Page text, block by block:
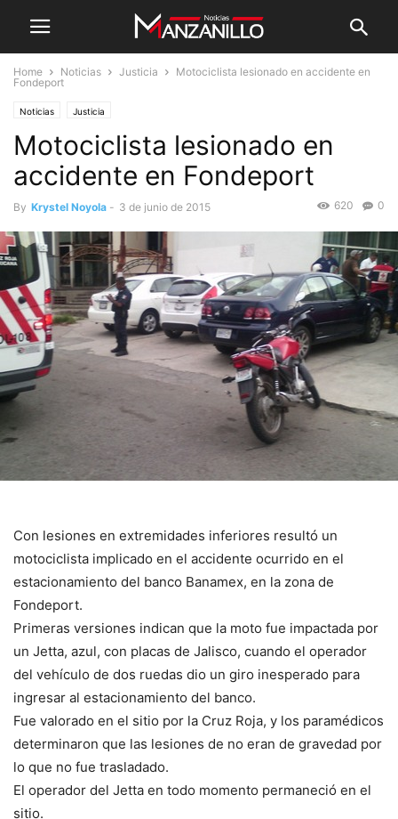
Home Noticias Justicia
Motociclista lesionado en accidente en
Fondeport
Noticias Justicia
Motociclista lesionado en
accidente en Fondeport
By Krystel Noyola - 3 de junio de 2015 0
620
Con lesiones en extremidades inferiores resultó un
motociclista implicado en el accidente ocurrido en el
estacionamiento del banco Banamex, en la zona de
Fondeport.
Primeras versiones indican que la moto fue impactada por
un Jetta, azul, con placas de Jalisco, cuando el operador
del vehículo de dos ruedas dio un giro inesperado para
ingresar al estacionamiento del banco.
Fue valorado en el sitio por la Cruz Roja, y los paramédicos
determinaron que las lesiones de no eran de gravedad por
lo que no fue trasladado.
El operador del Jetta en todo momento permaneció en el
sitio.